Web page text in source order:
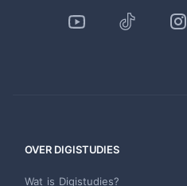
OVER DIGISTUDIES
Wat is Digistudies?